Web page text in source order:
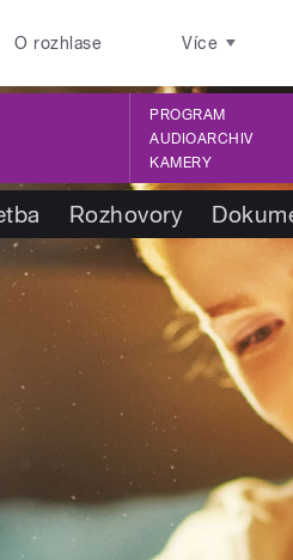
O rozhlase Více
PROGRAM
AUDIOARCHIV
KAMERY
Rozhovory